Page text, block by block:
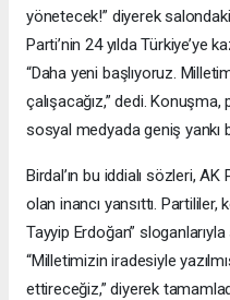
yönetecek!” diyerek
Parti’nin 24 yılda Türkiye’ye
“Daha yeni başlıyoruz.
çalışacağız,” dedi. Konuşma,
sosyal medyada geniş yankı
Birdal’ın bu iddialı sözleri,
olan inancı yansıttı. Partililer,
Tayyip Erdoğan”
“Milletimizin iradesiyle
ettireceğiz,” diyerek